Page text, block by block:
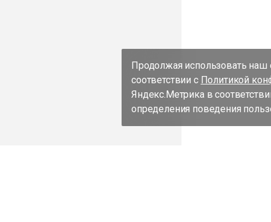
Продолжая использовать наш
соответствии с Политикой
Яндекс.Метрика в
определения поведения